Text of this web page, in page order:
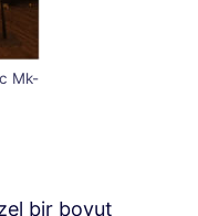
Mk-
bir boyut